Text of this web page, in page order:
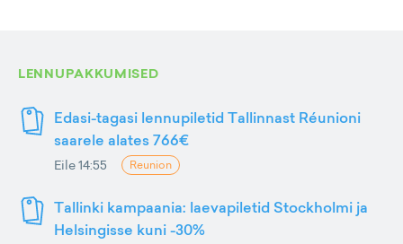
LENNUPAKKUMISED
Edasi-tagasi lennupiletid Tallinnast Réunioni
saarele alates 766€
Eile 14:55 Reunion
Tallinki kampaania: laevapiletid Stockholmi ja
Helsingisse kuni -30%